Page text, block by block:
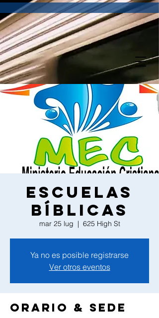
Escuelas
bíblicas
mar 25 lug
  |
625 High St
Ya no es posible registrarse
Ver otros eventos
Orario & Sede